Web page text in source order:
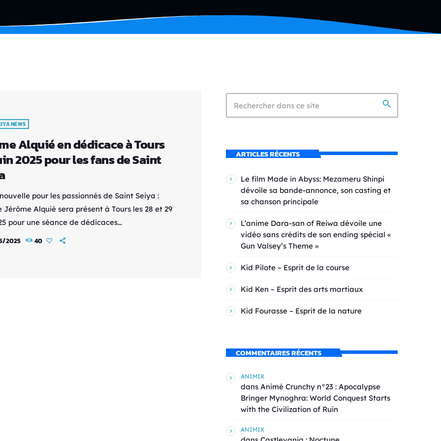
NEWS
Alquié en dédicace à Tours
2025 pour les fans de Saint
pour les passionnés de Saint Seiya :
Jérôme Alquié sera présent à Tours les 28 et 29
pour une séance de dédicaces
en partenariat avec les éditions Kana.
2025 40
search
ARTICLES RÉCENTS
Le film Made in Abyss: Mezameru Shinpi
dévoile sa bande-annonce, son casting et
sa chanson principale
L’anime Dara-san of Reiwa dévoile une
vidéo sans crédits de son ending spécial «
Gun Valsey’s Theme »
Kid Pilote – Esprit de la course
Kid Ken – Esprit des arts martiaux
Kid Fourasse – Esprit de la nature
COMMENTAIRES RÉCENTS
ANIMIX
dans Animé Crunchy n°23 : Apocalypse
Bringer Mynoghra: World Conquest Starts
with the Civilization of Ruin
ANIMIX